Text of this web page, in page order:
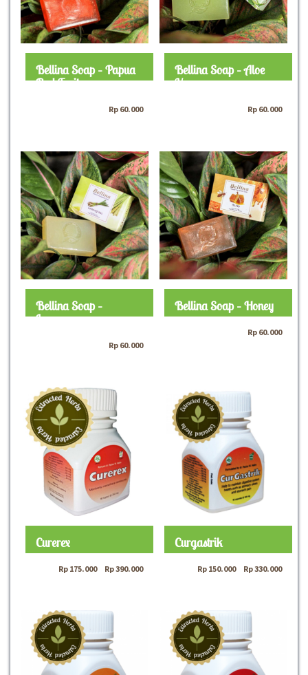
Bellina Soap – Papua
Red Fruit
Rp 60.000
Bellina Soap – Aloe
Vera
Rp 60.000
Bellina Soap –
Lemongrass
Rp 60.000
Bellina Soap – Honey
Rp 60.000
Curerex
Rp 175.000– Rp390.000
Curgastrik
Rp 150.000– Rp330.000